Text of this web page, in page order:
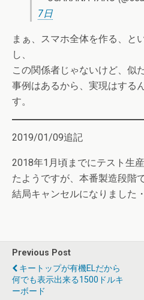
7日
まぁ、スマホ全体を作る、と
し、
この関係者じゃないけど、似
事例はあるから、実現はする
す。
2019/01/09追記
2018年1月頃までにテスト生
たようですが、本番製造段階
結局キャンセルになりました
Previous Post
キートップが有機ELだから
何でも表示出来る1500ドルキ
ーボード